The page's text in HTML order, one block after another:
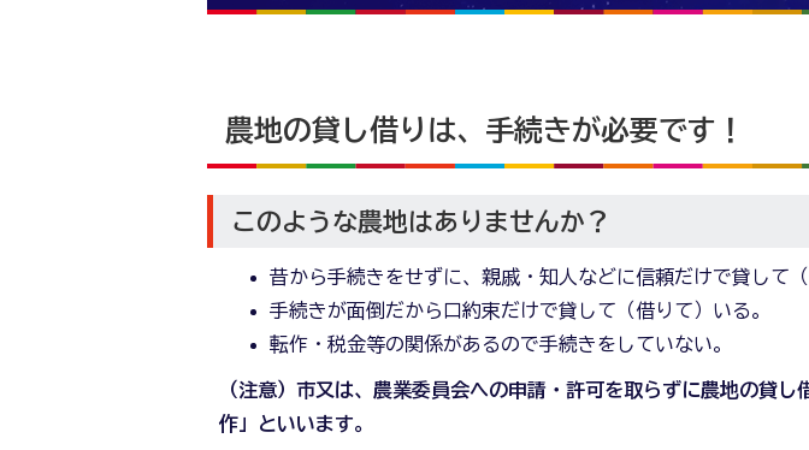
農地の貸し借りは、手続きが必要です！
このような農地はありませんか？
昔から手続きをせずに、親戚・知人などに信頼だけで貸して（
手続きが面倒だから口約束だけで貸して（借りて）いる。
転作・税金等の関係があるので手続きをしていない。
（注意）市又は、農業委員会への申請・許可を取らずに農地の貸し
作」といいます。